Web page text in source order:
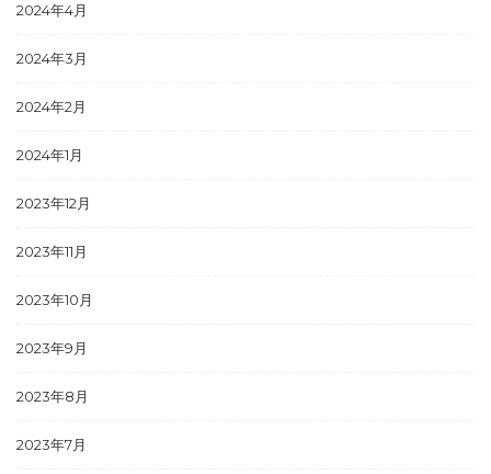
2024年4月
2024年3月
2024年2月
2024年1月
2023年12月
2023年11月
2023年10月
2023年9月
2023年8月
2023年7月